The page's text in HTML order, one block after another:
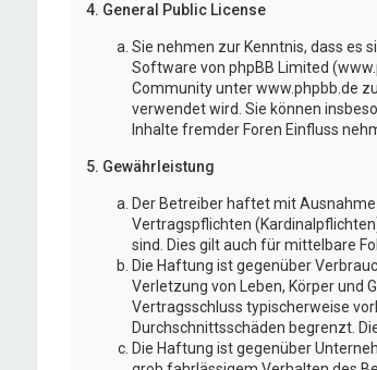
4. General Public License
Sie nehmen zur Kenntnis, dass es
Software von phpBB Limited
Community unter www.phpbb.de
verwendet wird. Sie können
Inhalte fremder Foren Einfluss
5. Gewährleistung
Der Betreiber haftet mit
Vertragspflichten
sind. Dies gilt auch für mittelbare
Die Haftung ist gegenüber
Verletzung von Leben, Körper und
Vertragsschluss typischerweise
Durchschnittsschäden begrenzt.
Die Haftung ist gegenüber